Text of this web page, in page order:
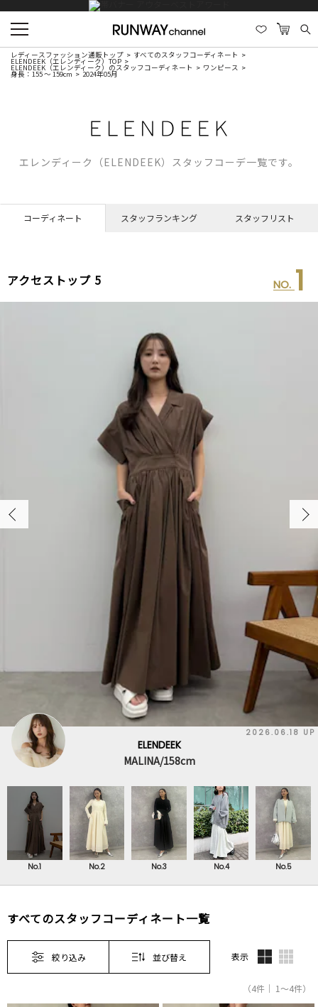
レディースファッション通販トップ すべてのスタッフコーディネート
ELENDEEK（エレンディーク）TOP
ELENDEEK（エレンディーク）のスタッフコーディネート ワンピース
身長：155 ～ 159cm 2024年05月
エレンディーク（ELENDEEK）スタッフコーデ一覧です。
コーディネート スタッフランキング スタッフリスト
アクセストップ 5 NO. 1
2026.06.18 UP
ELENDEEK
MALINA/158cm
No.1 No.2 No.3 No.4 No.5
すべてのスタッフコーディネート一覧
絞り込み 並び替え 表示
（4件｜ 1～4件）